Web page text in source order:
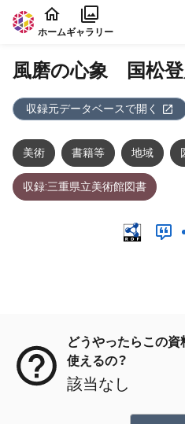
本文に飛ぶ
ホームギャラリー
風磨の心象 国松
収録元データベースで開く
美術 書籍等 地域
収録:三重県立美術館図書
どうやったらこの
使えるの？
該当なし